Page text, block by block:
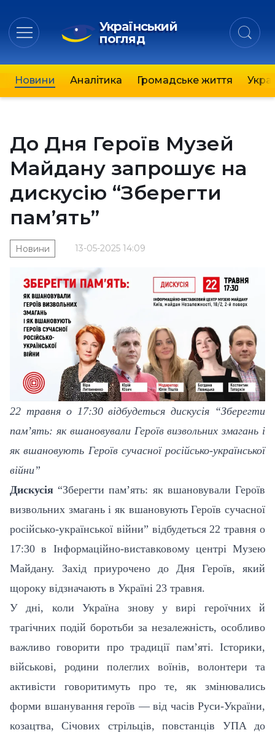
Український
погляд
Новини Аналітика Громадське життя
До Дня Героїв Музей
Майдану запрошує на
дискусію “Зберегти
пам’ять”
13-05-2025 14:09
Новини
22 травня о 17:30 відбудеться дискусія “Зберегти
пам’ять: як вшановували Героїв визвольних змагань і
як вшановують Героїв сучасної російсько-української
війни”
Дискусія “Зберегти пам’ять: як вшановували Героїв
визвольних змагань і як вшановують Героїв сучасної
російсько-української війни” відбудеться 22 травня о
17:30 в Інформаційно-виставковому центрі Музею
Майдану. Захід приурочено до Дня Героїв, який
щороку відзначають в Україні 23 травня.
У дні, коли Україна знову у вирі героїчних й
трагічних подій боротьби за незалежність, особливо
важливо говорити про традиції пам’яті. Історики,
військові, родини полеглих воїнів, волонтери та
активісти говоритимуть про те, як змінювались
форми вшанування героїв — від часів Руси-України,
козацтва, Січових стрільців, повстанців УПА до